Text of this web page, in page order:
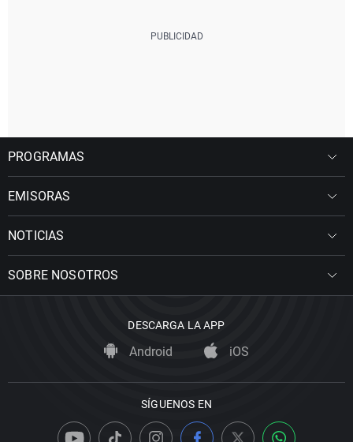
PROGRAMAS
EMISORAS
NOTICIAS
SOBRE NOSOTROS
DESCARGA LA APP
Android iOS
SÍGUENOS EN